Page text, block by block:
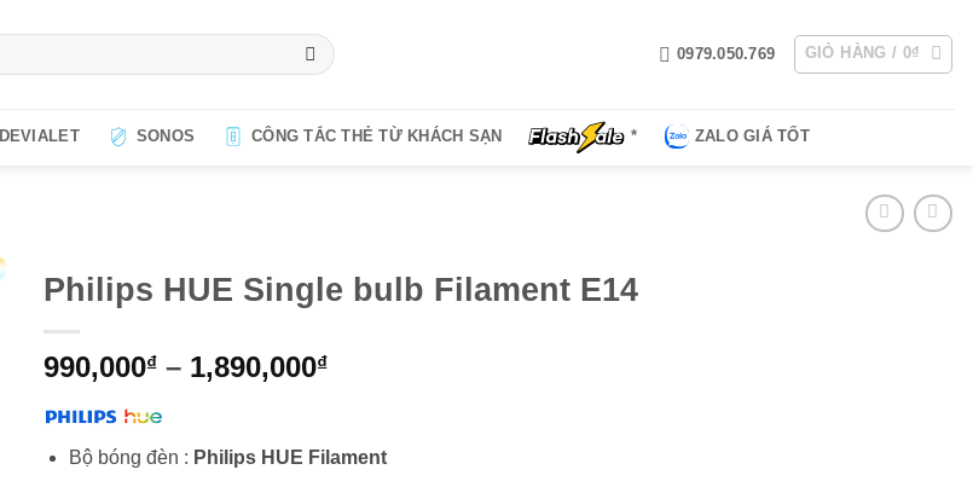
0979.050.769 GIỎ HÀNG / 0₫
DEVIALET SONOS CÔNG TẮC THẺ TỪ KHÁCH SẠN * ZALO GIÁ TỐT
Philips HUE Single bulb Filament E14
990,000₫ – 1,890,000₫Khoảng
990,000₫
Bộ bóng đèn : Philips HUE Filament